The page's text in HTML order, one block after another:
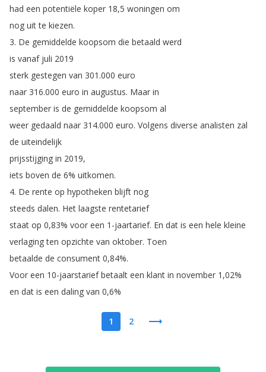
had een potentiële koper 18,5 woningen om
nog uit te kiezen.
3. De gemiddelde koopsom die betaald werd
is vanaf juli 2019
sterk gestegen van 301.000 euro
naar 316.000 euro in augustus. Maar in
september is de gemiddelde koopsom al
weer gedaald naar 314.000 euro. Volgens diverse analisten zal
de uiteindelijk
prijsstijging in 2019,
iets boven de 6% uitkomen.
4. De rente op hypotheken blijft nog
steeds dalen. Het laagste rentetarief
staat op 0,83% voor een 1-jaartarief. En dat is een hele kleine
verlaging ten opzichte van oktober. Toen
betaalde de consument 0,84%.
Voor een 10-jaarstarief betaalt een klant in november 1,02%
en dat is een daling van 0,6%
1 2